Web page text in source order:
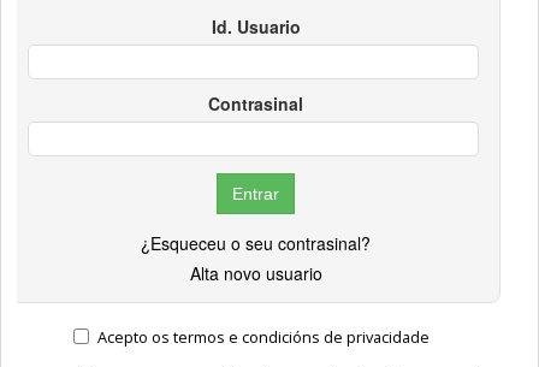
Id. Usuario
Contrasinal
¿Esqueceu o seu contrasinal?
Alta novo usuario
Acepto os termos e condicións de privacidade